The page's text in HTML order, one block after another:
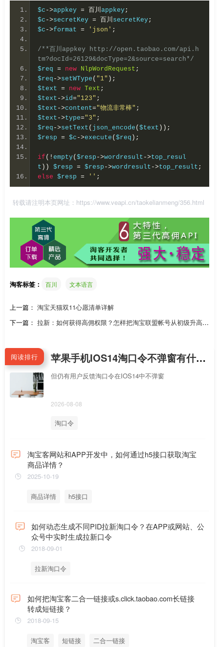
$c ->appkey = 百川 appkey;
$c ->secretKey = 百川 secretKey;
$c ->format = 'json' ;
/**百川appkey http://open.taobao.com/api.h
tm?docId=26129&docType=2&source=search*/
$req = new NlpWordRequest ;
$req ->setWType ( "1" );
$text = new Text ;
$text ->id="123" ;
$text ->content="物流非常棒" ;
$text ->type="3" ;
$req ->setText ( json_encode ( $text ));
$resp = $c ->execute ( $req );
if (! empty( $resp ->wordresult ->top_resul
t )) $resp = $resp ->wordresult ->top_result ;
else $resp = '' ;
转载请注明本页网址： https://www.veapi.cn/taokelianmeng/356.html
淘客标签： 百川 文本语言
上一篇： 淘宝天猫双11心愿清单详解
下一篇： 拉新：如何获得高佣权限？怎样把淘宝联盟帐号从初级升高
阅读排行 苹果手机IOS14淘口令不弹窗有什么解决办法？
但仍有用户反馈淘口令在IOS14中不弹窗
2026-08-08
淘口令
淘宝客网站和APP开发中，如何通过h5接口获取淘宝
商品详情？
2025-10-19
商品详情 h5接口
如何动态生成不同PID拉新淘口令？在APP或网站、公
众号中实时生成拉新口令
2018-09-01
拉新淘口令
如何把淘宝客二合一链接或s.click.taobao.com长链接
转成短链接？
2018-09-15
淘宝客 短链接 二合一链接